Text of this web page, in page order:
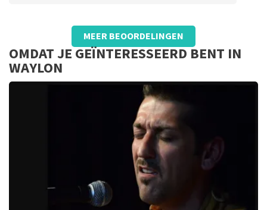
Beoordeling van Anoniem overTopTicketShop
Voor het eerst gebruik van gemaakt mar
het was prima
MEER BEOORDELINGEN
OMDAT JE GEÏNTERESSEERD BENT IN
WAYLON